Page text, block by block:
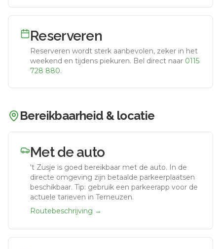
Reserveren
Reserveren wordt sterk aanbevolen, zeker in het
weekend en tijdens piekuren. Bel direct naar 0115
728 880.
Bereikbaarheid & locatie
Met de auto
't Zusje is goed bereikbaar met de auto. In de
directe omgeving zijn betaalde parkeerplaatsen
beschikbaar. Tip: gebruik een parkeerapp voor de
actuele tarieven in Terneuzen.
Routebeschrijving →